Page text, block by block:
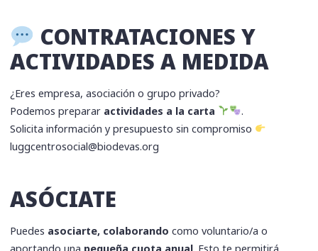
CONTRATACIONES Y
ACTIVIDADES A MEDIDA
¿Eres empresa, asociación o grupo privado?
Podemos preparar actividades a la carta
.
Solicita información y presupuesto sin compromiso
luggcentrosocial@biodevas.org
ASÓCIATE
Puedes asociarte, colaborando como voluntario/a o